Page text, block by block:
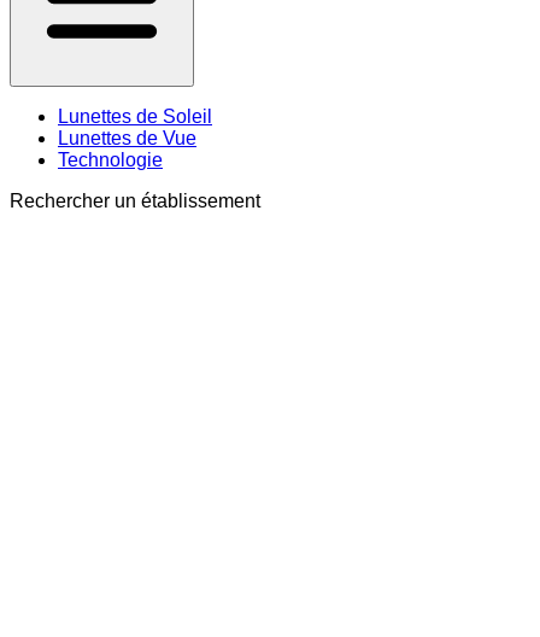
Lunettes de Soleil
Lunettes de Vue
Technologie
Rechercher un établissement